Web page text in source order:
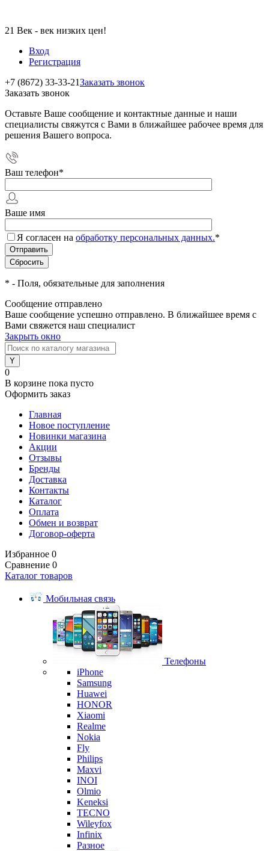
21 Век - век низких цен!
Вход
Регистрация
+7 (8672) 33-33-21Заказать звонок
Заказать звонок
Оставьте Ваше сообщение и контактные данные и наши
специалисты свяжутся с Вами в ближайшее рабочее время для
решения Вашего вопроса.
Ваш телефон*
Ваше имя
Я согласен на обработку персональных данных.*
* - Поля, обязательные для заполнения
Сообщение отправлено
Ваше сообщение успешно отправлено. В ближайшее время с
Вами свяжется наш специалист
Закрыть окно
0
В корзине пока пусто
Оформить заказ
Главная
Новое поступление
Новинки магазина
Акции
Отзывы
Бренды
Доставка
Контакты
Каталог
Оплата
Обмен и возврат
Договор-оферта
Избранное 0
Сравнение 0
Каталог товаров
Мобильная связь
Телефоны
iPhone
Samsung
Huawei
HONOR
Xiaomi
Realme
Nokia
Fly
Philips
Maxvi
INOI
Olmio
Keneksi
TECNO
Wileyfox
Infinix
Разное